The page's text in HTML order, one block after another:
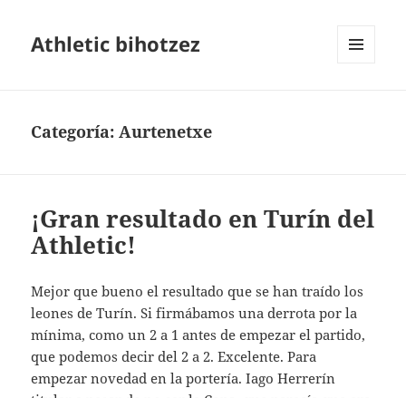
Athletic bihotzez
Categoría:Aurtenetxe
¡Gran resultado en Turín del
Athletic!
Mejor que bueno el resultado que se han traído los
leones de Turín. Si firmábamos una derrota por la
mínima, como un 2 a 1 antes de empezar el partido,
que podemos decir del 2 a 2. Excelente. Para
empezar novedad en la portería. Iago Herrerín